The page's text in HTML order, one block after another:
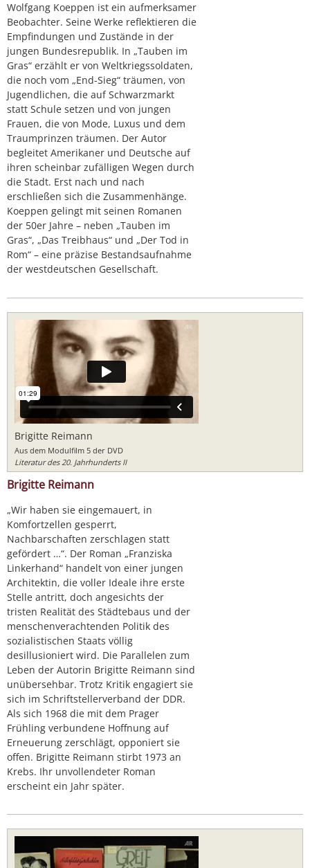
Wolfgang Koeppen ist ein aufmerksamer
Beobachter. Seine Werke reflektieren die
Empfindungen und Zustände in der
jungen Bundesrepublik. In „Tauben im
Gras“ erzählt er von Weltkriegssoldaten,
die noch vom „End-Sieg“ träumen, von
Jugendlichen, die auf Schwarzmarkt
statt Schule setzen und von jungen
Frauen, die von Mode, Luxus und dem
Traumprinzen träumen. Der Autor
begleitet Amerikaner und Deutsche auf
ihren scheinbar zufälligen Wegen durch
die Stadt. Erst nach und nach
erschließen sich die Zusammenhänge.
Koeppen gelingt mit seinen Romanen
der 50er Jahre – neben „Tauben im
Gras“, „Das Treibhaus“ und „Der Tod in
Rom“ – eine präzise Bestandsaufnahme
der westdeutschen Gesellschaft.
Brigitte Reimann
Aus dem Modulfilm 5 der DVD
Literatur des 20. Jahrhunderts II
Brigitte Reimann
„Wir haben sie eingemauert, in
Komfortzellen gesperrt,
Nachbarschaften zerschlagen statt
gefördert …“. Der Roman „Franziska
Linkerhand“ handelt von einer jungen
Architektin, die voller Ideale ihre erste
Stelle antritt, doch angesichts der
tristen Realität des Städtebaus und der
menschenverachtenden Politik des
sozialistischen Staats völlig
desillusioniert wird. Die Parallelen zum
Leben der Autorin Brigitte Reimann sind
unübersehbar. Trotz Kritik engagiert sie
sich im Schriftstellerverband der DDR.
Als sich 1968 die mit dem Prager
Frühling verbundene Hoffnung auf
Erneuerung zerschlägt, opponiert sie
offen. Brigitte Reimann stirbt 1973 an
Krebs. Ihr unvollendeter Roman
erscheint ein Jahr später.